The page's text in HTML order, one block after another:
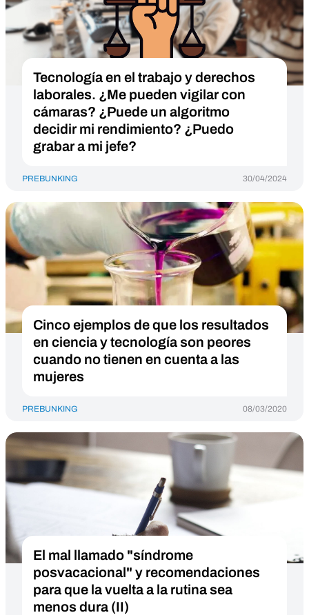
Tecnología en el trabajo y derechos
laborales. ¿Me pueden vigilar con
cámaras? ¿Puede un algoritmo
decidir mi rendimiento? ¿Puedo
grabar a mi jefe?
PREBUNKING 30/04/2024
Cinco ejemplos de que los resultados
en ciencia y tecnología son peores
cuando no tienen en cuenta a las
mujeres
PREBUNKING 08/03/2020
El mal llamado "síndrome
posvacacional" y recomendaciones
para que la vuelta a la rutina sea
menos dura (II)